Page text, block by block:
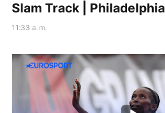
Slam Track | Philadelphia
11:33 a. m.